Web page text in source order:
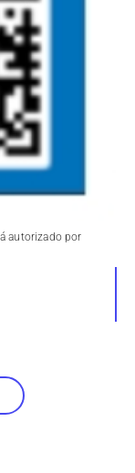
autorizado por